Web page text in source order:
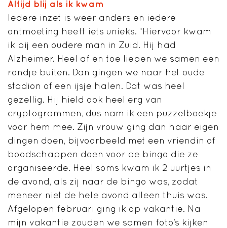
Altijd blij als ik kwam
Iedere inzet is weer anders en iedere
ontmoeting heeft iets unieks. “Hiervoor kwam
ik bij een oudere man in Zuid. Hij had
Alzheimer. Heel af en toe liepen we samen een
rondje buiten. Dan gingen we naar het oude
stadion of een ijsje halen. Dat was heel
gezellig. Hij hield ook heel erg van
cryptogrammen, dus nam ik een puzzelboekje
voor hem mee. Zijn vrouw ging dan haar eigen
dingen doen, bijvoorbeeld met een vriendin of
boodschappen doen voor de bingo die ze
organiseerde. Heel soms kwam ik 2 uurtjes in
de avond, als zij naar de bingo was, zodat
meneer niet de hele avond alleen thuis was.
Afgelopen februari ging ik op vakantie. Na
mijn vakantie zouden we samen foto’s kijken